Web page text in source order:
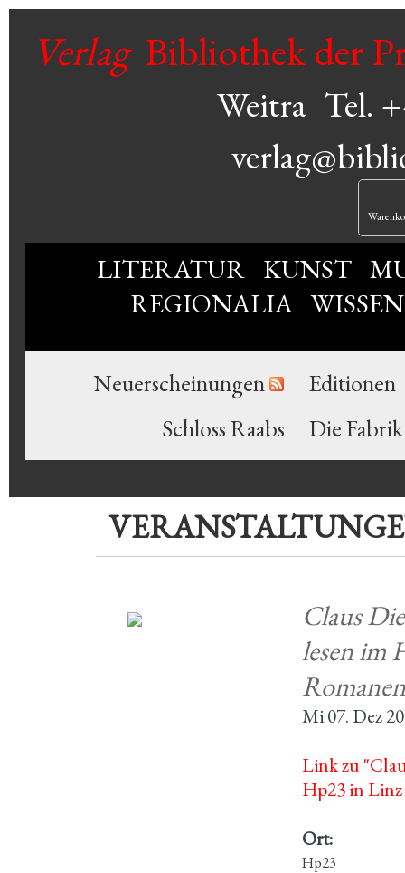
VerlagBibliothek der
Weitra Tel.
LITERATUR KUNST
REGIONALIA
Neuerscheinungen
Editionen
Schloss Raabs
Die Fabrik
Claus
lesen im
Romanen
Mi 07. Dez
Link zu
Hp23 in
Ort:
Hp23